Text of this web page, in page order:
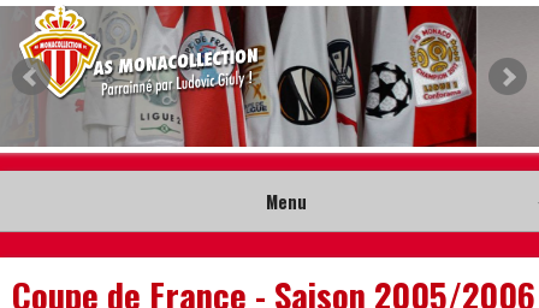
Menu
Accueil
Coupe de France - Saison 2005/2006